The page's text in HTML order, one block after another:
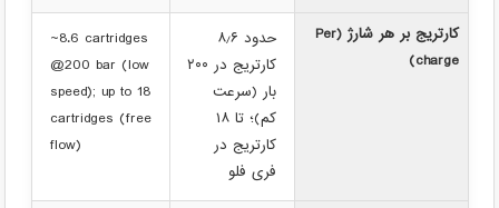
کارتریج بر هر شارژ (Per
charge)
حدود ۸٫۶
کارتریج در ۲۰۰
بار (سرعت
کم)؛ تا ۱۸
کارتریج در
فری فلو
~8.6 cartridges
@200 bar (low
speed); up to 18
cartridges (free
flow)